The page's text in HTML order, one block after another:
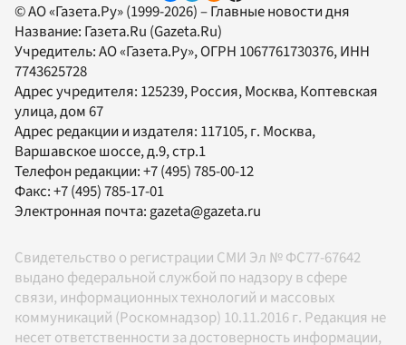
© АО «Газета.Ру» (1999-2026) – Главные новости дня
Название: Газета.Ru (Gazeta.Ru)
Учредитель:АО «Газета.Ру», ОГРН 1067761730376, ИНН
7743625728
Адрес учредителя: 125239, Россия, Москва, Коптевская
улица, дом 67
Адрес редакции и издателя: 117105, г. Москва,
Варшавское шоссе, д.9, стр.1
Телефон редакции:+7 (495) 785-00-12
Факс:+7 (495) 785-17-01
Электронная почта:gazeta@gazeta.ru
Свидетельство о регистрации СМИ Эл № ФС77-67642
выдано федеральной службой по надзору в сфере
связи, информационных технологий и массовых
коммуникаций (Роскомнадзор) 10.11.2016 г. Редакция не
несет ответственности за достоверность информации,